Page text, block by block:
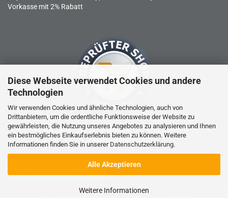
Diese Webseite verwendet Cookies und andere
Technologien
Wir verwenden Cookies und ähnliche Technologien, auch von
Drittanbietern, um die ordentliche Funktionsweise der Website zu
gewährleisten, die Nutzung unseres Angebotes zu analysieren und Ihnen
ein bestmögliches Einkaufserlebnis bieten zu können. Weitere
Informationen finden Sie in unserer Datenschutzerklärung.
Alle Akzeptieren
Weitere Informationen
Vorkasse mit 2% Rabatt
RC-Produkte sind kein Spielzeug und nicht für Kinder unter 14
Jahren geeignet.
VERTRAG WIDERRUFEN